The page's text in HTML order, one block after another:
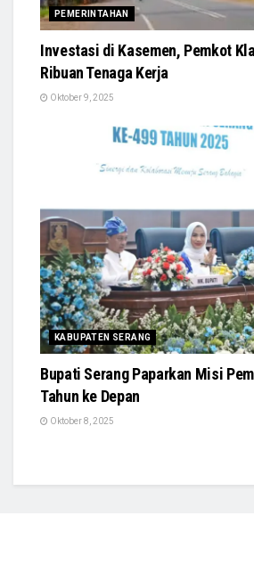
PEMERINTAHAN
Investasi di Kasemen, Pemkot
Ribuan Tenaga Kerja
Oktober 9, 2025
KABUPATEN SERANG
Bupati Serang Paparkan Misi
Tahun ke Depan
Oktober 8, 2025